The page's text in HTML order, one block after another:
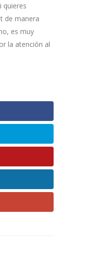
quieres
de manera
es muy
la atención al